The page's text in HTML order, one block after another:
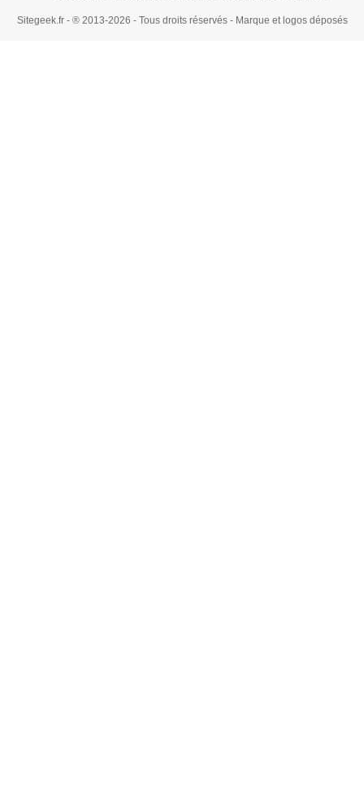
Sitegeek.fr - ® 2013-2026 - Tous droits réservés - Marque et logos déposés